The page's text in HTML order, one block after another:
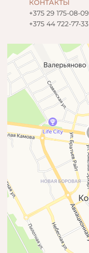
КОНТАКТЫ
+375 29 175-08-09
+375 44 722-77-33